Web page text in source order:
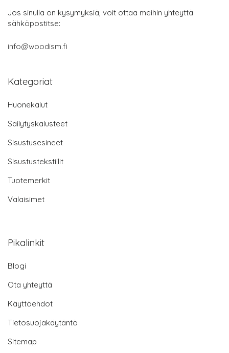
Jos sinulla on kysymyksiä, voit ottaa meihin yhteyttä
sähköpostitse:
info@woodism.fi
Kategoriat
Huonekalut
Säilytyskalusteet
Sisustusesineet
Sisustustekstiilit
Tuotemerkit
Valaisimet
Pikalinkit
Blogi
Ota yhteyttä
Käyttöehdot
Tietosuojakäytäntö
Sitemap